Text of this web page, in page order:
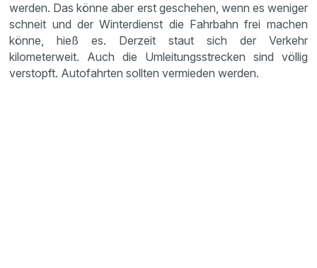
werden. Das könne aber erst geschehen, wenn es weniger
schneit und der Winterdienst die Fahrbahn frei machen
könne, hieß es. Derzeit staut sich der Verkehr
kilometerweit. Auch die Umleitungsstrecken sind völlig
verstopft. Autofahrten sollten vermieden werden.